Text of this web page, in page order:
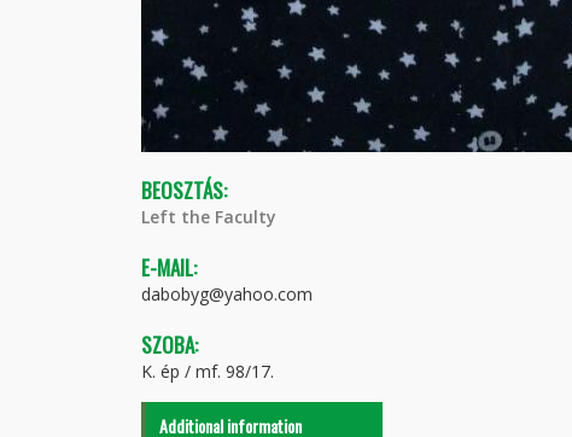
BEOSZTÁS:
Left the Faculty
E-MAIL:
dabobyg@yahoo.com
SZOBA:
K. ép / mf. 98/17.
Additional information